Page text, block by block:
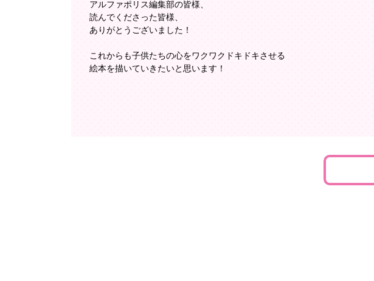
アルファポリス編集部の皆様、
読んでくださった皆様、
ありがとうございました！
これからも子供たちの心をワクワクドキドキさせる
絵本を描いていきたいと思います！